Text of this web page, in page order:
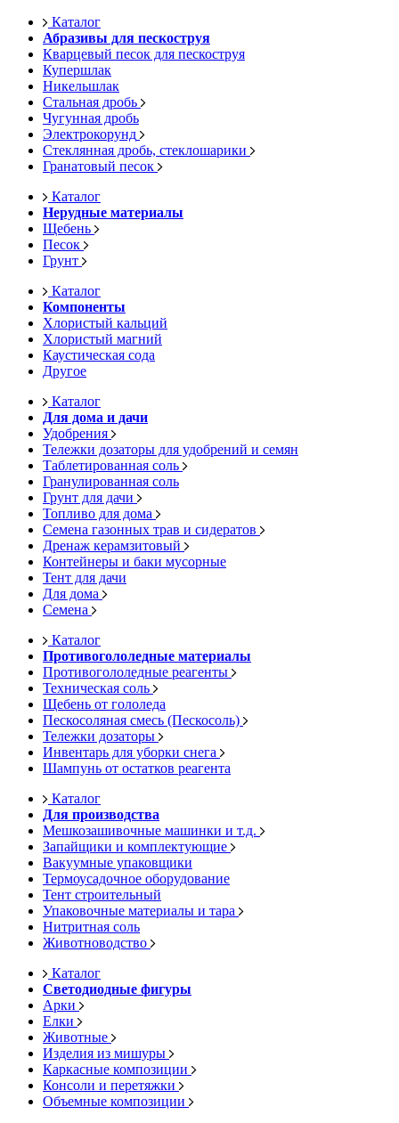
Каталог
Абразивы для пескоструя
Кварцевый песок для пескоструя
Купершлак
Никельшлак
Стальная дробь
Чугунная дробь
Электрокорунд
Стеклянная дробь, стеклошарики
Гранатовый песок
Каталог
Нерудные материалы
Щебень
Песок
Грунт
Каталог
Компоненты
Хлористый кальций
Хлористый магний
Каустическая сода
Другое
Каталог
Для дома и дачи
Удобрения
Тележки дозаторы для удобрений и семян
Таблетированная соль
Гранулированная соль
Грунт для дачи
Топливо для дома
Семена газонных трав и сидератов
Дренаж керамзитовый
Контейнеры и баки мусорные
Тент для дачи
Для дома
Семена
Каталог
Противогололедные материалы
Противогололедные реагенты
Техническая соль
Щебень от гололеда
Пескосоляная смесь (Пескосоль)
Тележки дозаторы
Инвентарь для уборки снега
Шампунь от остатков реагента
Каталог
Для производства
Мешкозашивочные машинки и т.д.
Запайщики и комплектующие
Вакуумные упаковщики
Термоусадочное оборудование
Тент строительный
Упаковочные материалы и тара
Нитритная соль
Животноводство
Каталог
Светодиодные фигуры
Арки
Елки
Животные
Изделия из мишуры
Каркасные композиции
Консоли и перетяжки
Объемные композиции